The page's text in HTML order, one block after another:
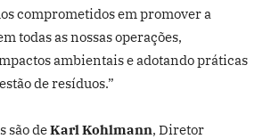
comprometidos em promover a
todas as nossas operações,
ambientais e adotando práticas
de resíduos.”
são deKarl Kohlmann, Diretor